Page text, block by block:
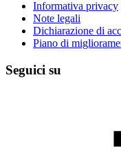
Informativa privacy
Note legali
Dichiarazione di
Piano di
Seguici su